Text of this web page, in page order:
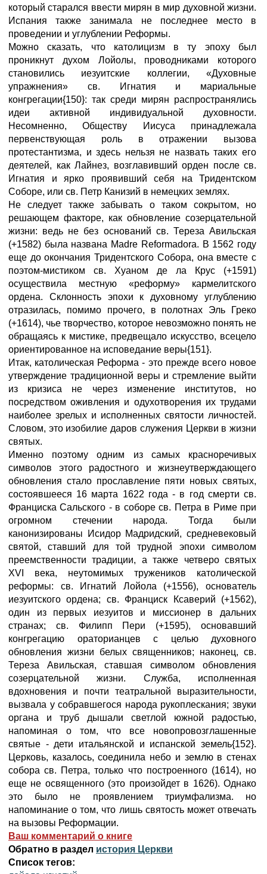
который старался ввести мирян в мир духовной жизни.
Испания также занимала не последнее место в
проведении и углублении Реформы.
Можно сказать, что католицизм в ту эпоху был
проникнут духом Лойолы, проводниками которого
становились иезуитские коллегии, «Духовные
упражнения» св. Игнатия и мариальные
конгрегации{150}: так среди мирян распространялись
идеи активной индивидуальной духовности.
Несомненно, Обществу Иисуса принадлежала
первенствующая роль в отражении вызова
протестантизма, и здесь нельзя не назвать таких его
деятелей, как Лайнез, возглавивший орден после св.
Игнатия и ярко проявивший себя на Тридентском
Соборе, или св. Петр Канизий в немецких землях.
Не следует также забывать о таком сокрытом, но
решающем факторе, как обновление созерцательной
жизни: ведь не без оснований св. Тереза Авильская
(+1582) была названа Madre Reformadora. В 1562 году
еще до окончания Тридентского Собора, она вместе с
поэтом-мистиком св. Хуаном де ла Крус (+1591)
осуществила местную «реформу» кармелитского
ордена. Склонность эпохи к духовному углублению
отразилась, помимо прочего, в полотнах Эль Греко
(+1614), чье творчество, которое невозможно понять не
обращаясь к мистике, предвещало искусство, всецело
ориентированное на исповедание веры{151}.
Итак, католическая Реформа - это прежде всего новое
утверждение традиционной веры и стремление выйти
из кризиса не через изменение институтов, но
посредством оживления и одухотворения их трудами
наиболее зрелых и исполненных святости личностей.
Словом, это изобилие даров служения Церкви в жизни
святых.
Именно поэтому одним из самых красноречивых
символов этого радостного и жизнеутверждающего
обновления стало прославление пяти новых святых,
состоявшееся 16 марта 1622 года - в год смерти св.
Франциска Сальского - в соборе св. Петра в Риме при
огромном стечении народа. Тогда были
канонизированы Исидор Мадридский, средневековый
святой, ставший для той трудной эпохи символом
преемственности традиции, а также четверо святых
XVI века, неутомимых тружеников католической
реформы: св. Игнатий Лойола (+1556), основатель
иезуитского ордена; св. Франциск Ксаверий (+1562),
один из первых иезуитов и миссионер в дальних
странах; св. Филипп Пери (+1595), основавший
конгрегацию ораторианцев с целью духовного
обновления жизни белых священников; наконец, св.
Тереза Авильская, ставшая символом обновления
созерцательной жизни. Служба, исполненная
вдохновения и почти театральной выразительности,
вызвала у собравшегося народа рукоплескания; звуки
органа и труб дышали светлой южной радостью,
напоминая о том, что все новопровозглашенные
святые - дети итальянской и испанской земель{152}.
Церковь, казалось, соединила небо и землю в стенах
собора св. Петра, только что построенного (1614), но
еще не освященного (это произойдет в 1626). Однако
это было не проявлением триумфализма. но
напоминание о том, что лишь святость может отвечать
на вызовы Реформации.
Ваш комментарий о книге
Обратно в раздел история Церкви
Список тегов: